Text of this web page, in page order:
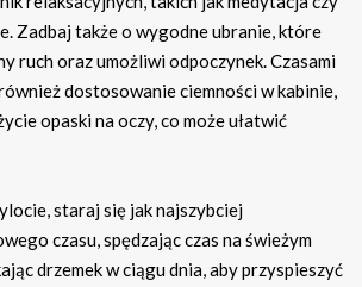
Zadbaj także o wygodne ubranie, które
ruch oraz umożliwi odpoczynek. Czasami
dostosowanie ciemności w kabinie,
opaski na oczy, co może ułatwić
staraj się jak najszybciej
czasu, spędzając czas na świeżym
drzemek w ciągu dnia, aby przyspieszyć